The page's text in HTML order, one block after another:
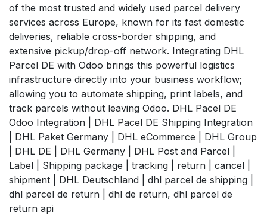
of the most trusted and widely used parcel delivery
services across Europe, known for its fast domestic
deliveries, reliable cross-border shipping, and
extensive pickup/drop-off network. Integrating DHL
Parcel DE with Odoo brings this powerful logistics
infrastructure directly into your business workflow;
allowing you to automate shipping, print labels, and
track parcels without leaving Odoo. DHL Pacel DE
Odoo Integration | DHL Pacel DE Shipping Integration
| DHL Paket Germany | DHL eCommerce | DHL Group
| DHL DE | DHL Germany | DHL Post and Parcel |
Label | Shipping package | tracking | return | cancel |
shipment | DHL Deutschland | dhl parcel de shipping |
dhl parcel de return | dhl de return, dhl parcel de
return api